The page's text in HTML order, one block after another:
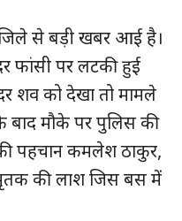
से बड़ी खबर आई है।
फांसी पर लटकी हुई
शव को देखा तो मामले
बाद मौके पर पुलिस की
पहचान कमलेश ठाकुर,
की लाश जिस बस में